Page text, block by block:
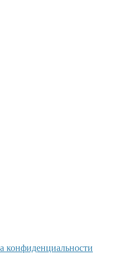
конфиденциальности